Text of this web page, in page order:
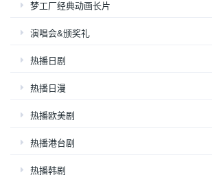
梦工厂经典动画长片
演唱会&颁奖礼
热播日剧
热播日漫
热播欧美剧
热播港台剧
热播韩剧